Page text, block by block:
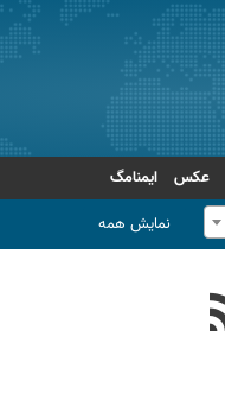
عکس
ایمنامگ
نمایش همه